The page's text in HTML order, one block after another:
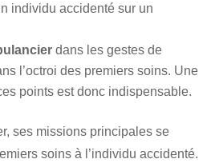
individu accidenté sur un
dans les gestes de
l’octroi des premiers soins. Une
points est donc indispensable.
ses missions principales se
soins à l’individu accidenté.